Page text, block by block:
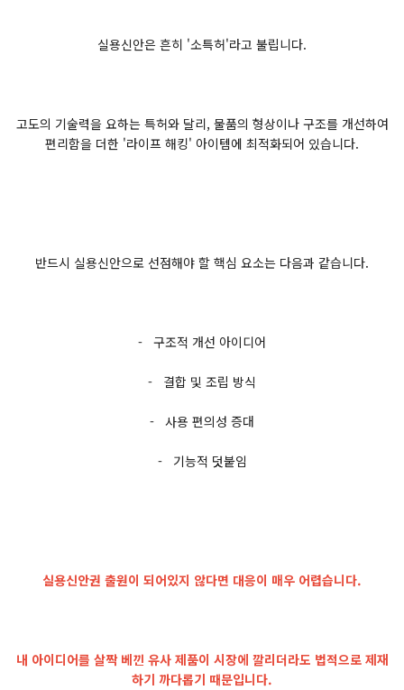
실용신안은 흔히 '소특허'라고 불립니다.
고도의 기술력을 요하는 특허와 달리, 물품의 형상이나 구조를 개선하여
편리함을 더한 '라이프 해킹' 아이템에 최적화되어 있습니다.
반드시 실용신안으로 선점해야 할 핵심 요소는 다음과 같습니다.
- 구조적 개선 아이디어
- 결합 및 조립 방식
- 사용 편의성 증대
- 기능적 덧붙임
실용신안권 출원이 되어있지 않다면 대응이 매우 어렵습니다.
내 아이디어를 살짝 베낀 유사 제품이 시장에 깔리더라도 법적으로 제재
하기 까다롭기 때문입니다.